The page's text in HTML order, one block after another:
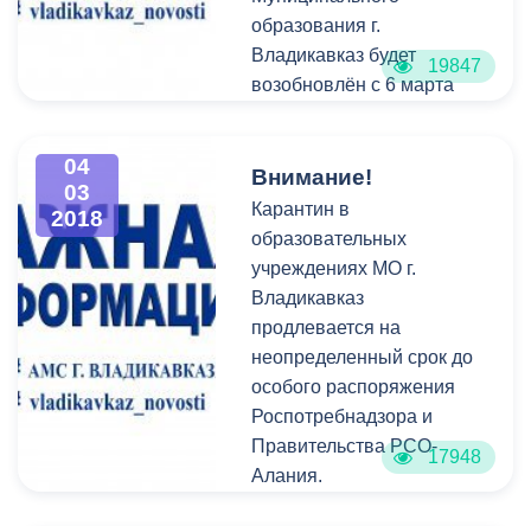
города.
образования г.
Владикавказ будет
возобновлён с 6 марта
19847
04
03
2018
Внимание!
Карантин в
образовательных
учреждениях МО г.
Владикавказ
продлевается на
неопределенный срок до
особого распоряжения
Роспотребнадзора и
Правительства РСО-
Алания.
17948